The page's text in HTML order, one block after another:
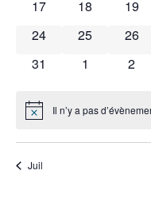
0 évènements
17 0 évènements
18 0
19
0 évènements
24 0 évènements
25 0
26
0 évènements
31 0 évènements
1 0
2
Notice Il n’y a pas
Juil